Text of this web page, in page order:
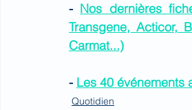
- Nos dernières
Transgene, Acticor,
Carmat...)
- Les 40 événements
Quotidien